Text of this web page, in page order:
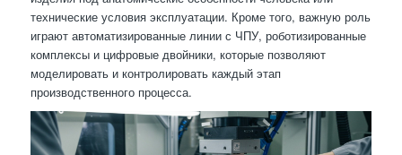
технические условия эксплуатации. Кроме того, важную роль
играют автоматизированные линии с ЧПУ, роботизированные
комплексы и цифровые двойники, которые позволяют
моделировать и контролировать каждый этап
производственного процесса.